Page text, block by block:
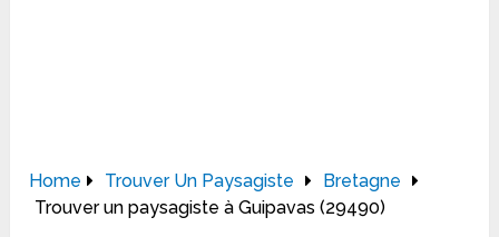
Home Trouver Un Paysagiste
Bretagne
Trouver un paysagiste à Guipavas (29490)